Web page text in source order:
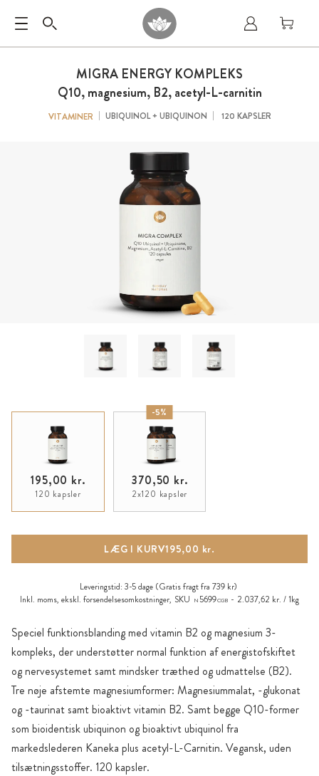
MIGRA ENERGY KOMPLEKS
Q10, magnesium, B2, acetyl-L-carnitin
VITAMINER UBIQUINOL + UBIQUINON 120 KAPSLER
Speciel funktionsblanding med vitamin B2 og magnesium 3-
kompleks, der understøtter normal funktion af energistofskiftet
og nervesystemet samt mindsker træthed og udmattelse (B2).
Tre nøje afstemte magnesiumformer: Magnesiummalat, -glukonat
og -taurinat samt bioaktivt vitamin B2. Samt begge Q10-former
som bioidentisk ubiquinon og bioaktivt ubiquinol fra
markedslederen Kaneka plus acetyl-L-Carnitin. Vegansk, uden
tilsætningsstoffer. 120 kapsler.
195,00 kr.
120 kapsler
-5%
370,50 kr.
2x120 kapsler
LÆG I KURV195,00 kr.
Leveringstid: 3-5 dage (Gratis fragt fra 739 kr)
Inkl. moms, ekskl. forsendelsesomkostninger, SKU N 5699CGB 2.037,62 kr. / 1kg